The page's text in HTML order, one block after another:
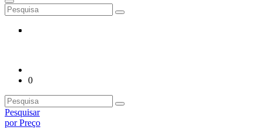
0
Pesquisar
por Preço